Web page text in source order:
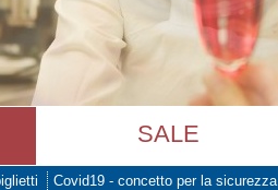
SALE
Covid19 - concetto per la sicurezza